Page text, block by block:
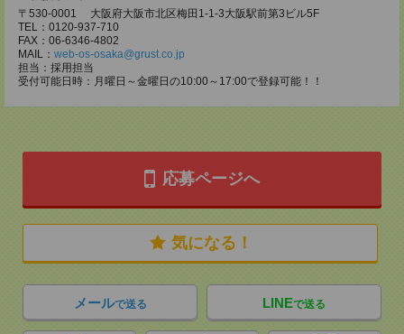
〒530-0001 大阪府大阪市北区梅田1-1-3大阪駅前第3ビル5F
TEL：0120-937-710
FAX：06-6346-4802
MAIL： web-os-osaka@grust.co.jp
担当：採用担当
受付可能日時：月曜日～金曜日の10:00～17:00で登録可能！！
応募ページへ
気になる！
メールで送る LINEで送る